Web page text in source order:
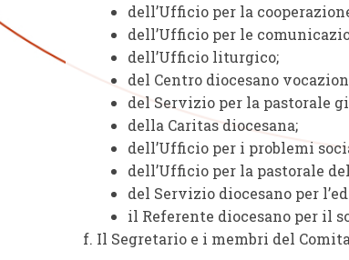
dell’Ufficio per la
dell’Ufficio per le
dell’Ufficio liturgico;
del Centro diocesano
del Servizio per la pastorale
della Caritas diocesana;
dell’Ufficio per i problemi
dell’Ufficio per la pastorale
del Servizio diocesano per
il Referente diocesano per il
Il Segretario e i membri del